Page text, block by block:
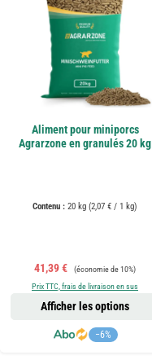
Aliment pour miniporcs
Agrarzone en granulés 20 kg
Contenu : 20 kg (2,07 € / 1 kg)
Prix de vente :
41,39 € Prix régulier :
(économie de 10%)
Prix TTC, frais de livraison en sus
−6%
Afficher les options